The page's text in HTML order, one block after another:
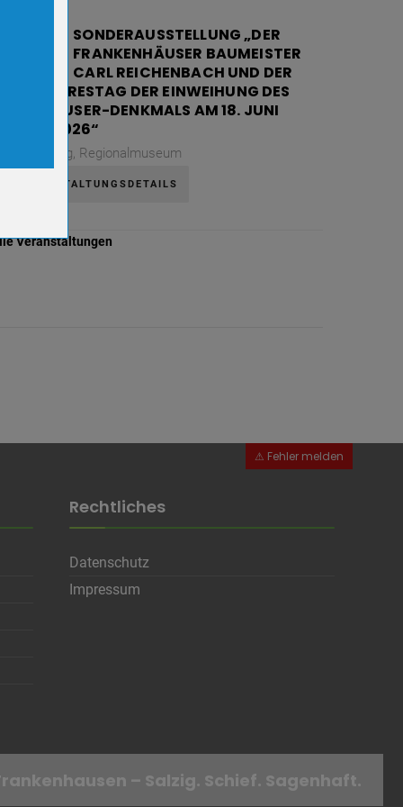
SONDERAUSSTELLUNG „DER
FRANKENHÄUSER BAUMEISTER
CARL REICHENBACH UND DER
130. JAHRESTAG DER EINWEIHUNG DES
KYFFHÄUSER-DENKMALS AM 18. JUNI
1896 / 2026“
Donnerstag, Regionalmuseum
VERANSTALTUNGSDETAILS
Veranstaltungen
Rechtliches
Datenschutz
Impressum